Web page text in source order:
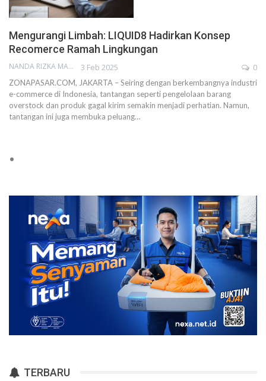
Mengurangi Limbah: LIQUID8 Hadirkan Konsep
Recomerce Ramah Lingkungan
NANDA RIZKA MAHENDRA 3 Feb 2025 0
ZONAPASAR.COM, JAKARTA – Seiring dengan berkembangnya industri
e-commerce di Indonesia, tantangan seperti pengelolaan barang
overstock dan produk gagal kirim semakin menjadi perhatian. Namun,
tantangan ini juga membuka peluang…
TERBARU